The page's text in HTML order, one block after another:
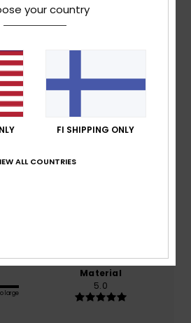
Score
5.0 /5
reviewssince kesäkuuta 2026
large
Material
5.0
your country
FI SHIPPING ONLY
ALL COUNTRIES